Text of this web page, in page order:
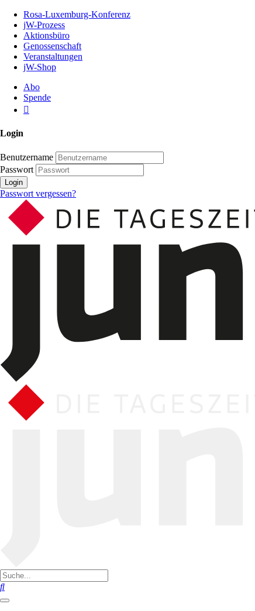
Inhalt
Seite
Rosa-Luxemburg-Konferenz
jW-Prozess
Aktionsbüro
Genossenschaft
Veranstaltungen
jW-Shop
Abo
Spende
Login
Benutzername
Passwort
Login
Passwort vergessen?